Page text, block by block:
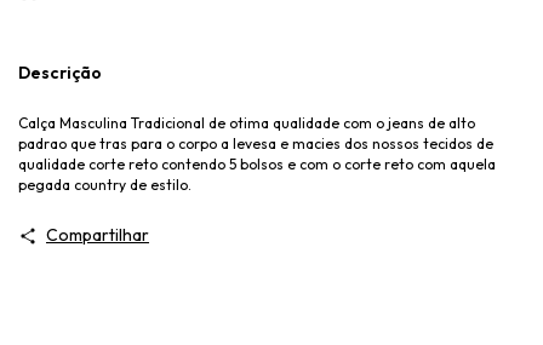
Descrição
Calça Masculina Tradicional de otima qualidade com o jeans de alto
padrao que tras para o corpo a levesa e macies dos nossos tecidos de
qualidade corte reto contendo 5 bolsos e com o corte reto com aquela
pegada country de estilo.
Compartilhar